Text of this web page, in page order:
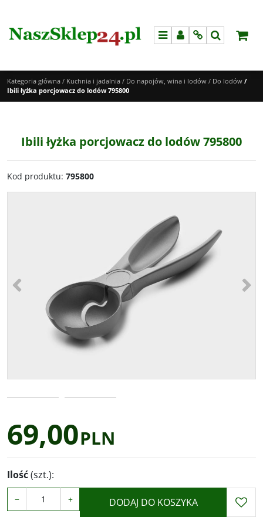
MenuPanelInfoSzukaj
Kategoria główna / Kuchnia i jadalnia / Do napojów, wina i lodów / Do lodów /
Ibili łyżka porcjowacz do lodów 795800
Ibili łyżka porcjowacz do lodów 795800
Kod produktu: 795800
<
69,00PLN
Ilość(szt.):
− + DODAJ DO KOSZYKA